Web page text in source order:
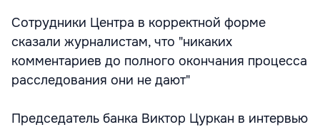
Сотрудники Центра в корректной форме
сказали журналистам, что "никаких
комментариев до полного окончания процесса
расследования они не дают"
Председатель банка Виктор Цуркан в интервью